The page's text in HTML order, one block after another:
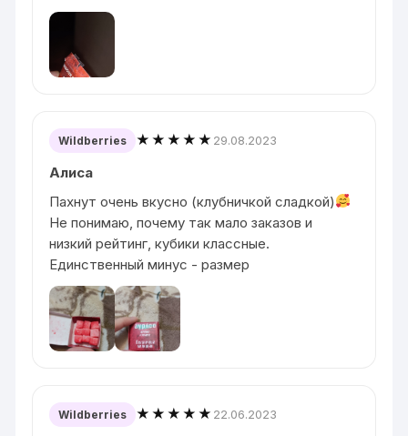
Wildberries ★★★★★ 29.08.2023
Алиса
Пахнут очень вкусно (клубничкой сладкой)
Не понимаю, почему так мало заказов и
низкий рейтинг, кубики классные.
Единственный минус - размер
Wildberries ★★★★★ 22.06.2023